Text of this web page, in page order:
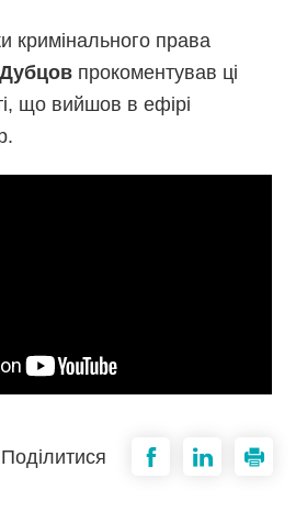
кримінального права
прокоментував ці
що вийшов в ефірі
Поділитися